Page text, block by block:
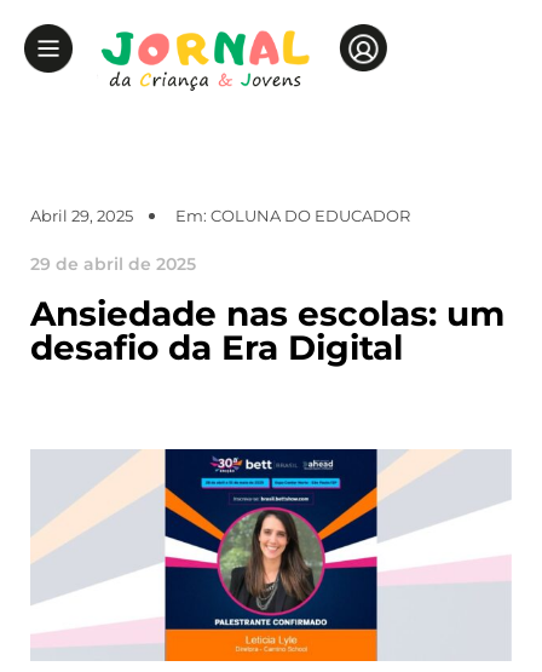
Abril 29, 2025 Em: COLUNA DO EDUCADOR
29 de abril de 2025
Ansiedade nas escolas: um
desafio da Era Digital